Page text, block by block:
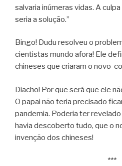
salvaria inúmeras vidas. A
seria a solução.”
Bingo! Dudu resolveu o
cientistas mundo afora! Ele
chineses que criaram o novo
Diacho! Por que será que ele
O papai não teria precisado
pandemia. Poderia ter
havia descoberto tudo, que o
invenção dos chineses!
***